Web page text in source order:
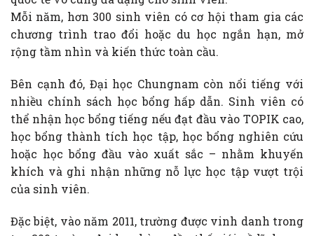
Mỗi năm, hơn 300 sinh viên có cơ hội tham gia các
chương trình trao đổi hoặc du học ngắn hạn, mở
rộng tầm nhìn và kiến thức toàn cầu.
Bên cạnh đó, Đại học Chungnam còn nổi tiếng với
nhiều chính sách học bổng hấp dẫn. Sinh viên có
thể nhận học bổng tiếng nếu đạt đầu vào TOPIK cao,
học bổng thành tích học tập, học bổng nghiên cứu
hoặc học bổng đầu vào xuất sắc – nhằm khuyến
khích và ghi nhận những nỗ lực học tập vượt trội
của sinh viên.
Đặc biệt, vào năm 2011, trường được vinh danh trong